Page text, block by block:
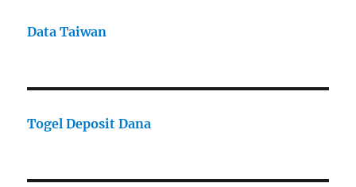
Data Taiwan
Togel Deposit Dana